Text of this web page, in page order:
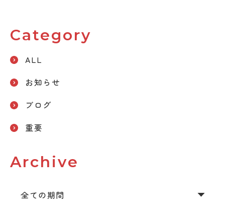
Category
ALL
お知らせ
ブログ
重要
Archive